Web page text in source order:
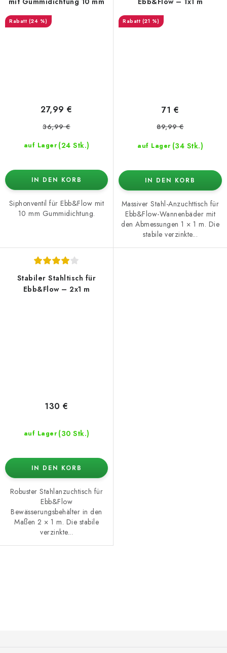
(24 %)
auf Lager (24 Stk.)
27,99 €
36,99 €
IN DEN KORB
Siphonventil für Ebb&Flow mit
10 mm Gummidichtung.
(21 %)
auf Lager (34 Stk.)
71 €
89,99 €
IN DEN KORB
Massiver Stahl-Anzuchttisch für
Ebb&Flow-Wannenbäder mit
den Abmessungen 1 × 1 m. Die
stabile verzinkte...
Stabiler Stahltisch für
Ebb&Flow – 2x1 m
auf Lager (30 Stk.)
130 €
IN DEN KORB
Robuster Stahlanzuchtisch für
Ebb&Flow
Bewässerungsbehälter in den
Maßen 2 × 1 m. Die stabile
verzinkte...